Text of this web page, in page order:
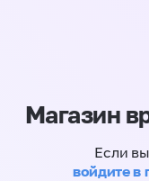
Магазин
Если
войдите в